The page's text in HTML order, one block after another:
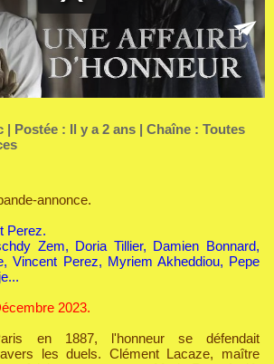
| Postée : Il y a 2 ans | Chaîne : Toutes
annonce.
Perez.
Zem, Doria Tillier, Damien Bonnard,
Vincent Perez, Myriem Akheddiou, Pepe
2023.
en 1887, l'honneur se défendait
les duels. Clément Lacaze, maître